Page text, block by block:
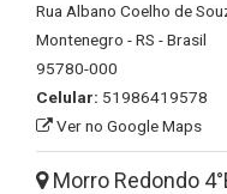
Rua Albano Coelho de
Montenegro - RS - Brasil
95780-000
Celular: 51986419578
Ver no Google Maps
Morro Redondo